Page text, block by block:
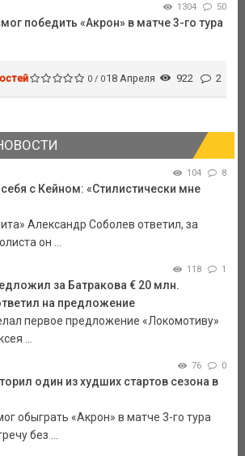
1304 50
победить «Акрон» в матче 3-го тура
0 / 018 Апреля 922 2
104 8
с Кейном: «Стилистически мне
Александр Соболев ответил, за
он ...
118 1
за Батракова € 20 млн.
на предложение
первое предложение «Локомотиву»
...
76 0
один из худших стартов сезона в
обыграть «Акрон» в матче 3-го тура
без ...